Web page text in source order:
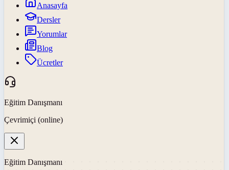
Anasayfa
Dersler
Yorumlar
Blog
Ücretler
Eğitim Danışmanı
Çevrimiçi (online)
Eğitim Danışmanı